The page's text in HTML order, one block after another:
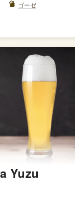
ゴーゼ
Yuzu